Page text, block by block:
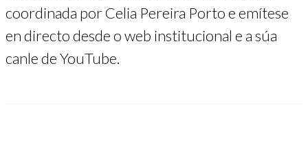
coordinada por Celia Pereira Porto e emítese
en directo desde o web institucional e a súa
canle de YouTube.